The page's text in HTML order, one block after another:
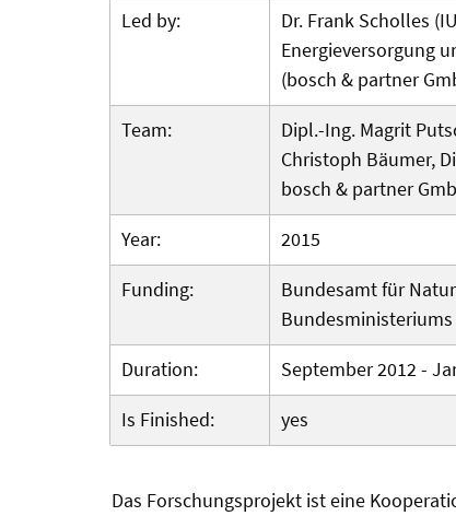
Led by:
Dr. Frank Scholles
Energieversorgung
(bosch & partner
Team:
Dipl.-Ing. Magrit
Christoph Bäumer,
bosch & partner
Year:
2015
Funding:
Bundesamt für
Duration:
September 2012 -
Is Finished:
yes
Das Forschungsprojekt ist eine